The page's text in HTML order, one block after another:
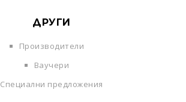
ДРУГИ
Производители
Ваучери
Специални предложения